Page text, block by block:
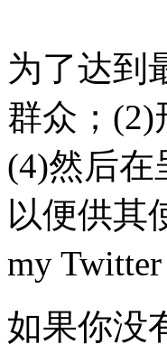
为了达到
群众；(2)
(4)然后在
以便供其
my
如果你没